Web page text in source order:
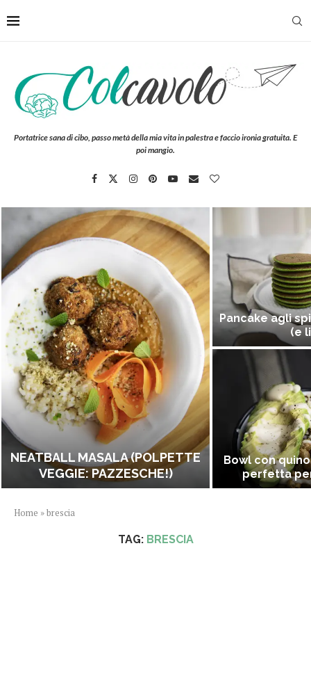
Portatrice sana di cibo, passo metà della mia vita in palestra e faccio ironia gratuita. E
poi mangio.
NEATBALL MASALA (POLPETTE
VEGGIE: PAZZESCHE!)
Pancake agli
(e
Bowl con
perfetta
Home »brescia
TAG: BRESCIA